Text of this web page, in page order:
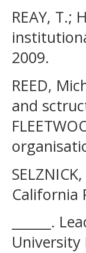
REAY, T.;
2009.
REED,
and
California
______.
University